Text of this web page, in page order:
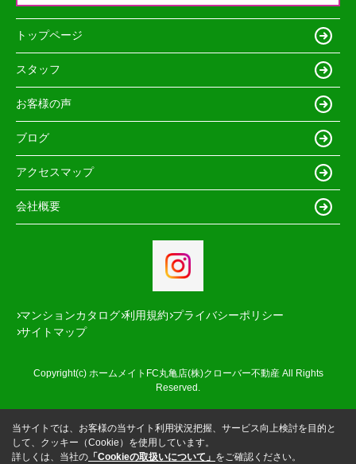
トップページ
スタッフ
お客様の声
ブログ
アクセスマップ
会社概要
マンションカタログ 利用規約 プライバシーポリシー
サイトマップ
Copyright(c) ホームメイトFC丸亀店(株)クローバー不動産 All Rights
Reserved.
当サイトでは、お客様の当サイト利用状況把握、サービス向上検討を目的と
して、クッキー（Cookie）を使用しています。
詳しくは、当社の 「Cookieの取扱いについて」 をご確認ください。